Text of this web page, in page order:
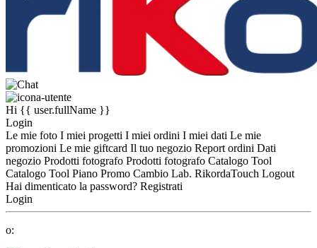
Hi {{ user.fullName }}
Login
Le mie foto I miei progetti I miei ordini I miei dati Le mie
promozioni Le mie giftcard Il tuo negozio Report ordini Dati
negozio Prodotti fotografo Prodotti fotografo Catalogo Tool
Catalogo Tool Piano Promo Cambio Lab. RikordaTouch Logout
Hai dimenticato la password? Registrati
Login
o: